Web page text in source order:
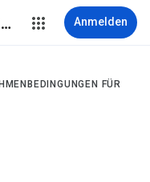
Datenschutzerklärung & Nutzungsbedingungen Anmelden
FÜR